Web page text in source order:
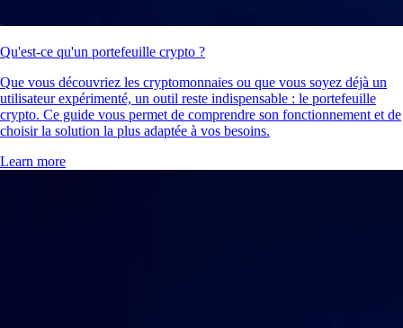
Qu'est-ce qu'un portefeuille crypto ?
Que vous découvriez les cryptomonnaies ou que vous soyez déjà un
utilisateur expérimenté, un outil reste indispensable : le portefeuille
crypto. Ce guide vous permet de comprendre son fonctionnement et de
choisir la solution la plus adaptée à vos besoins.
Learn more